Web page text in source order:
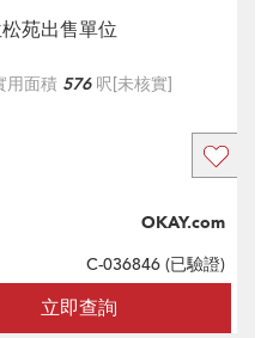
苑出售單位
用面積 576呎[未核實]
立即查詢
OKAY.com
C-036846 (已驗證)